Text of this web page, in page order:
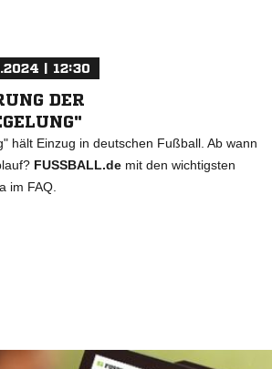
| 12:30
DER
hält Einzug in deutschen Fußball. Ab wann
FUSSBALL.de mit den wichtigsten
im FAQ.